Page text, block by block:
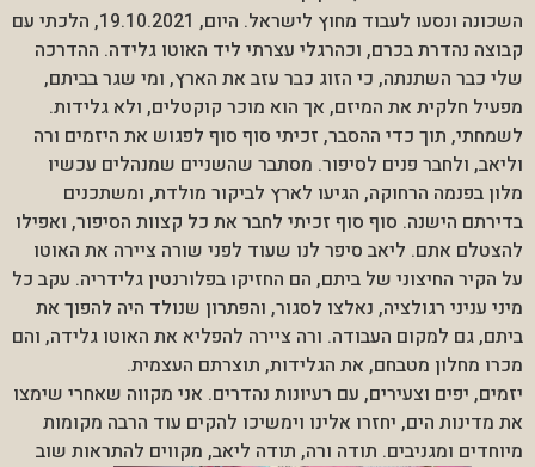
השכונה ונסעו לעבוד מחוץ לישראל. היום, 19.10.2021, הלכתי עם
קבוצה נהדרת בכרם, וכהרגלי עצרתי ליד האוטו גלידה. ההדרכה
שלי כבר השתנתה, כי הזוג כבר עזב את הארץ, ומי שגר בביתם,
מפעיל חלקית את המיזם, אך הוא מוכר קוקטלים, ולא גלידות.
לשמחתי, תוך כדי ההסבר, זכיתי סוף סוף לפגוש את היזמים ורה
וליאב, ולחבר פנים לסיפור. מסתבר שהשניים שמנהלים עכשיו
מלון בפנמה הרחוקה, הגיעו לארץ לביקור מולדת, ומשתכנים
בדירתם הישנה. סוף סוף זכיתי לחבר את כל קצוות הסיפור, ואפילו
להצטלם אתם. ליאב סיפר לנו שעוד לפני שורה ציירה את האוטו
על הקיר החיצוני של ביתם, הם החזיקו בפלורנטין גלידריה. עקב כל
מיני עניני רגולציה, נאלצו לסגור, והפתרון שנולד היה להפוך את
ביתם, גם למקום העבודה. ורה ציירה להפליא את האוטו גלידה, והם
מכרו מחלון מטבחם, את הגלידות, תוצרתם העצמית.
יזמים, יפים וצעירים, עם רעיונות נהדרים. אני מקווה שאחרי שימצו
את מדינות הים, יחזרו אלינו וימשיכו להקים עוד הרבה מקומות
מיוחדים ומגניבים. תודה ורה, תודה ליאב, מקווים להתראות שוב